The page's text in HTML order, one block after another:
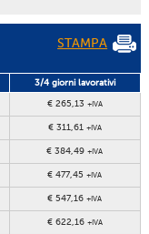
STAMPA
3/4 giorni lavorativi
€ 265,13 +IVA
€ 311,61 +IVA
€ 384,49+IVA
€ 477,45+IVA
€ 547,16+IVA
€ 622,16 +IVA